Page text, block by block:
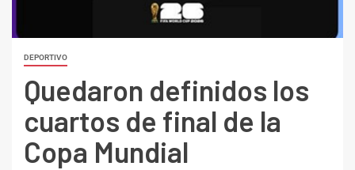
DEPORTIVO
Quedaron definidos los
cuartos de final de la
Copa Mundial